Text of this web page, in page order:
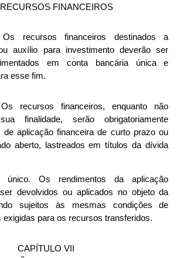
FINANCEIROS
recursos financeiros destinados a
auxílio para investimento deverão ser
em conta bancária única e
esse fim.
recursos financeiros, enquanto não
finalidade, serão obrigatoriamente
de aplicação financeira de curto prazo ou
aberto, lastreados em títulos da dívida
único. Os rendimentos da aplicação
devolvidos ou aplicados no objeto da
sujeitos às mesmas condições de
exigidas para os recursos transferidos.
CAPÍTULO VII